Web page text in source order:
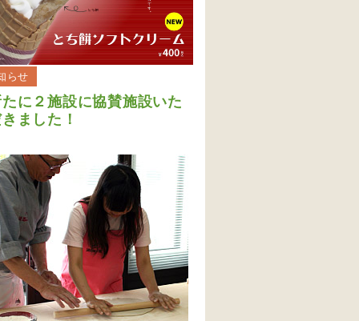
らせ
に２施設に協賛施設いた
ました！